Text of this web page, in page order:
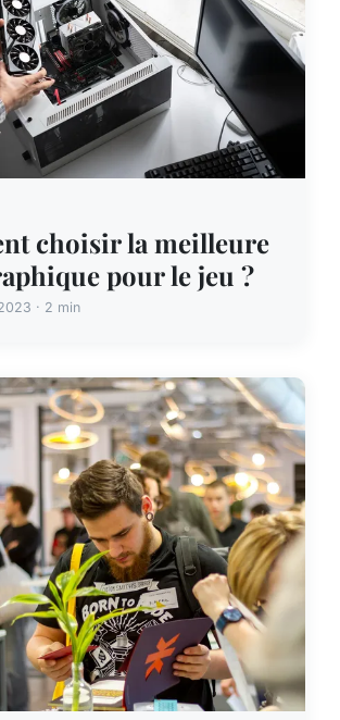
choisir la meilleure
pour le jeu ?
· 2 min